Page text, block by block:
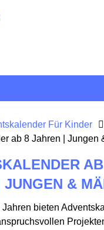
Für Kinder
ab 8 Jahren | Jungen
&
Jahren bieten